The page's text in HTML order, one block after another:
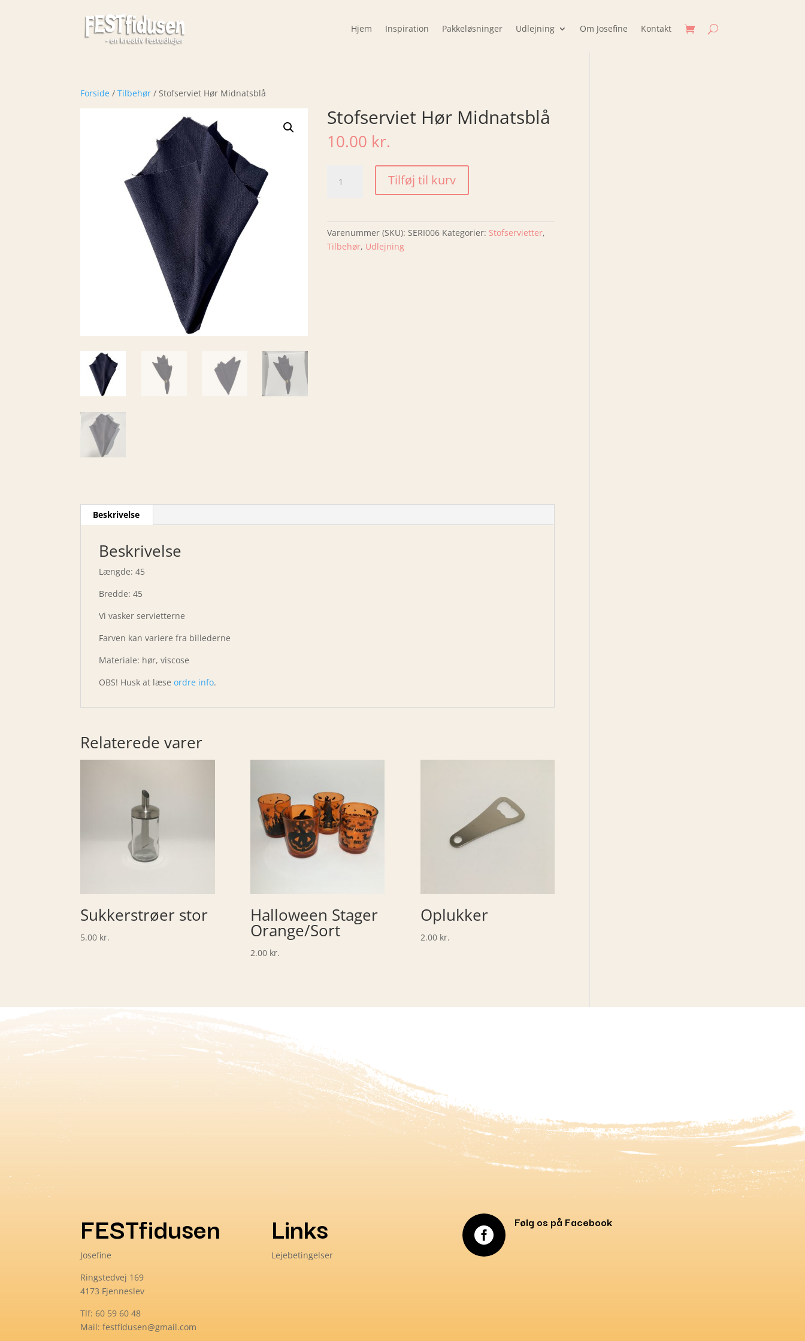
Hjem Inspiration Pakkeløsninger Udlejning Om Josefine Kontakt
Forside /Tilbehør / Stofserviet Hør Midnatsblå
Stofserviet Hør Midnatsblå
10.00 kr.
Hør
Tilføj til kurv
Varenummer (SKU):SERI006 Kategorier: Stofservietter,
Tilbehør, Udlejning
Beskrivelse
Beskrivelse
Længde: 45
Bredde: 45
Vi vasker servietterne
Farven kan variere fra billederne
Materiale: hør, viscose
OBS! Husk at læseordre info.
Relaterede varer
Sukkerstrøer stor
5.00 kr.
Halloween Stager
Orange/Sort
2.00 kr.
Oplukker
2.00 kr.
FESTfidusen
Josefine
Ringstedvej 169
4173 Fjenneslev
Tlf: 60 59 60 48
Mail: festfidusen@gmail.com
Links
Lejebetingelser

Følg os på Facebook